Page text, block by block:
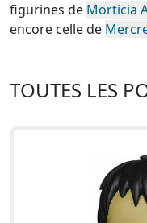
figurines de Morticia
encore celle de
TOUTES LES